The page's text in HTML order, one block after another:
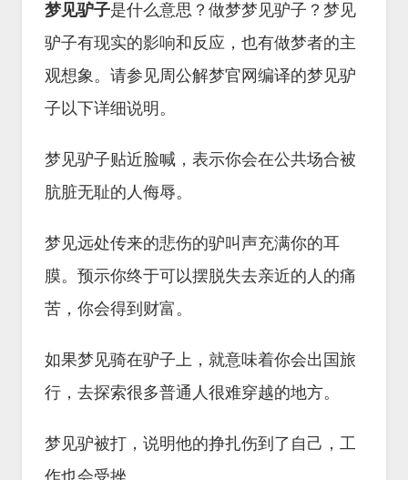
梦见驴子是什么意思？做梦梦见驴子？梦见
驴子有现实的影响和反应，也有做梦者的主
观想象。请参见周公解梦官网编译的梦见驴
子以下详细说明。
梦见驴子贴近脸喊，表示你会在公共场合被
肮脏无耻的人侮辱。
梦见远处传来的悲伤的驴叫声充满你的耳
膜。预示你终于可以摆脱失去亲近的人的痛
苦，你会得到财富。
如果梦见骑在驴子上，就意味着你会出国旅
行，去探索很多普通人很难穿越的地方。
梦见驴被打，说明他的挣扎伤到了自己，工
作也会受挫